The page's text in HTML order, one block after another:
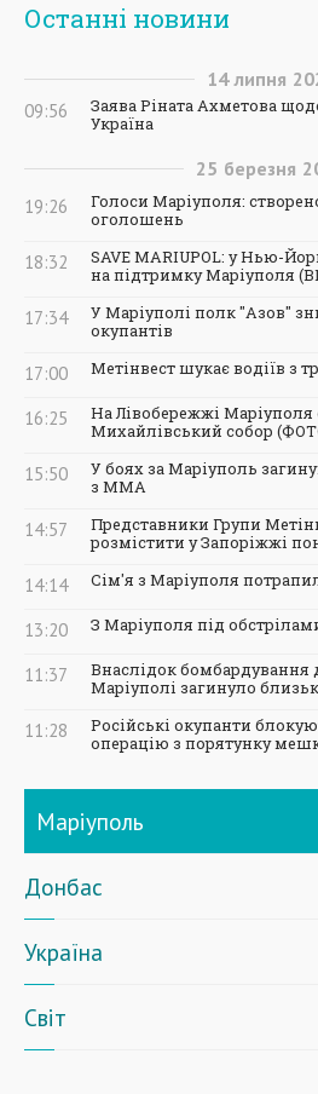
Останні новини
14 липня
09:56
Заява Ріната Ахметова
Україна
25 березня
19:26
Голоси Маріуполя:
оголошень
18:32
SAVE MARIUPOL: у Нью-
на підтримку Маріуполя
17:34
У Маріуполі полк "Азов"
окупантів
17:00 Метінвест шукає водіїв з
16:25
На Лівобережжі Маріуполя
Михайлівський собор
15:50
У боях за Маріуполь
з ММА
14:57
Представники Групи
розмістити у Запоріжжі
14:14 Сім'я з Маріуполя
13:20 З Маріуполя під
11:37
Внаслідок бомбардування
Маріуполі загинуло
11:28
Російські окупанти
операцію з порятунку
Маріуполь
Донбас
Україна
Світ